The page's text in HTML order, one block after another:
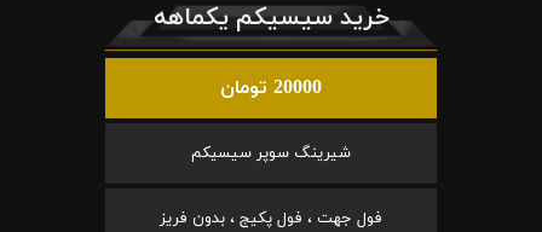
خرید سیسیکم یکماهه
20000 تومان
شیرینگ سوپر سیسیکم
فول جهت ، فول پکیج ، بدون فریز